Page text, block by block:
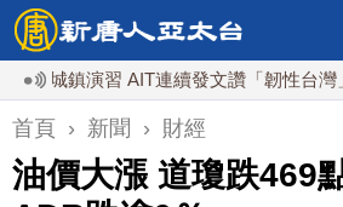
鎮演習 AIT連續發文讚「韌性台灣」
首頁 › 新聞 › 財經
油價大漲 道瓊跌469